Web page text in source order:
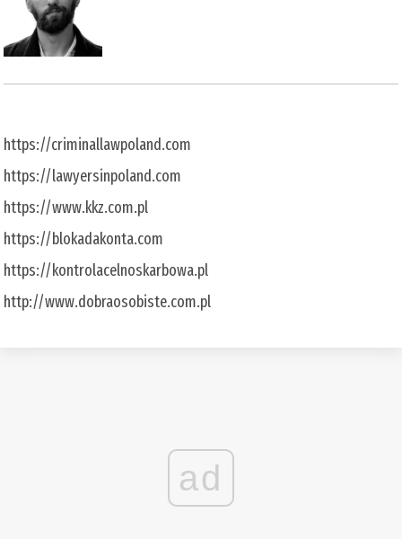
https://criminallawpoland.com
https://lawyersinpoland.com
https://www.kkz.com.pl
https://blokadakonta.com
https://kontrolacelnoskarbowa.pl
http://www.dobraosobiste.com.pl
ad